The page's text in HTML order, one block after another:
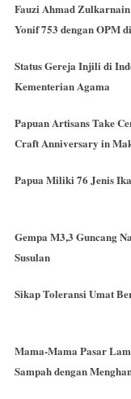
Fauzi Ahmad
Yonif 753 dengan OPM
Status Gereja Injili di
Kementerian Agama
Papuan Artisans Take
Craft Anniversary in
Papua Miliki 76 Jenis
Gempa M3,3 Guncang
Susulan
Sikap Toleransi Umat
Mama-Mama Pasar
Sampah dengan